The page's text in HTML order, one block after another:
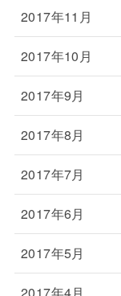
2017年11月
2017年10月
2017年9月
2017年8月
2017年7月
2017年6月
2017年5月